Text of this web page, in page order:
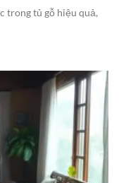
trong tủ gỗ hiệu quả,